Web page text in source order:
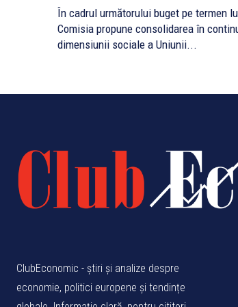
În cadrul următorului buget pe termen
Comisia propune consolidarea în
dimensiunii sociale a Uniunii...
ClubEconomic - știri și analize despre
economie, politici europene și tendințe